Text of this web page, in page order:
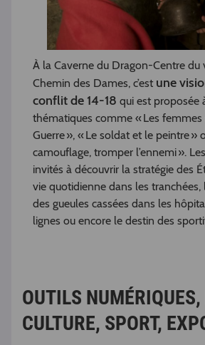
À la Caverne du Dragon-Centre du
Chemin des Dames, c’est une
conflit de 14-18 qui est proposée
thématiques comme « Les
Guerre », « Le soldat et le peintre »
camouflage, tromper l’ennemi ».
invités à découvrir la stratégie des
vie quotidienne dans les tranchées,
des gueules cassées dans les
lignes ou encore le destin des
OUTILS
CULTURE, SPORT,